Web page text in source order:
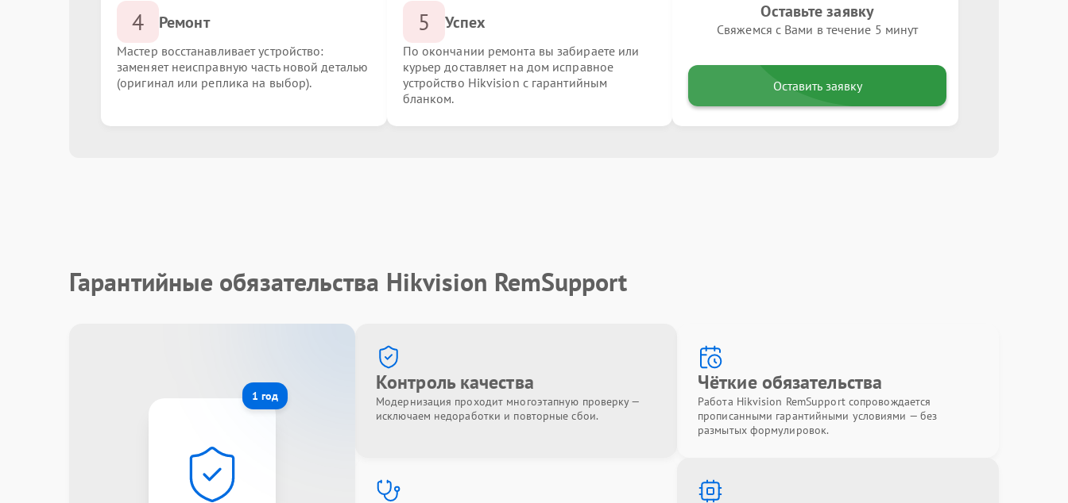
4 Ремонт
Мастер восстанавливает устройство:
заменяет неисправную часть новой деталью
(оригинал или реплика на выбор).
5 Успех
По окончании ремонта вы забираете или
курьер доставляет на дом исправное
устройство Hikvision с гарантийным
бланком.
Оставьте заявку
Свяжемся с Вами в течение 5 минут
Оставить заявку
Гарантийные обязательства Hikvision RemSupport
1 год
Контроль качества
Модернизация проходит многоэтапную проверку —
исключаем недоработки и повторные сбои.
Чёткие обязательства
Работа Hikvision RemSupport сопровождается
прописанными гарантийными условиями — без
размытых формулировок.